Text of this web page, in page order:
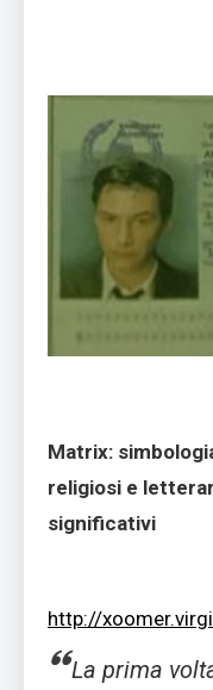
Matrix:
religiosi e
significativi
http://
La prima